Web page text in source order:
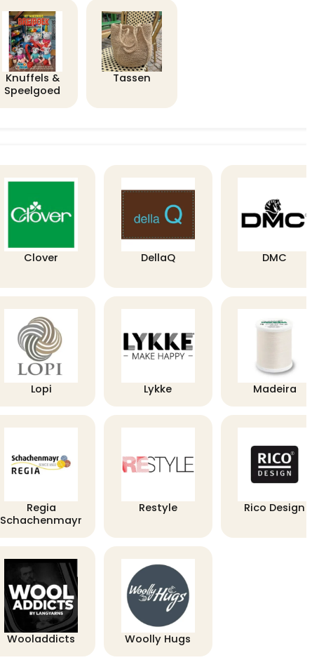
Knuffels &
Speelgoed
Tassen
Clover DellaQ DMC
Lopi Lykke Madeira
Regia
Schachenmayr
Restyle Rico Design
Wooladdicts Woolly Hugs